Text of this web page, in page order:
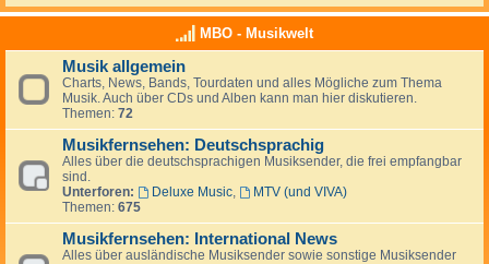
MBO - Musikwelt
Musik allgemein
Charts, News, Bands, Tourdaten und alles Mögliche zum Thema
Musik. Auch über CDs und Alben kann man hier diskutieren.
Themen: 72
Musikfernsehen: Deutschsprachig
Alles über die deutschsprachigen Musiksender, die frei empfangbar
sind.
Unterforen:
Deluxe Music,
MTV (und VIVA)
Themen: 675
Musikfernsehen: International News
Alles über ausländische Musiksender sowie sonstige Musiksender